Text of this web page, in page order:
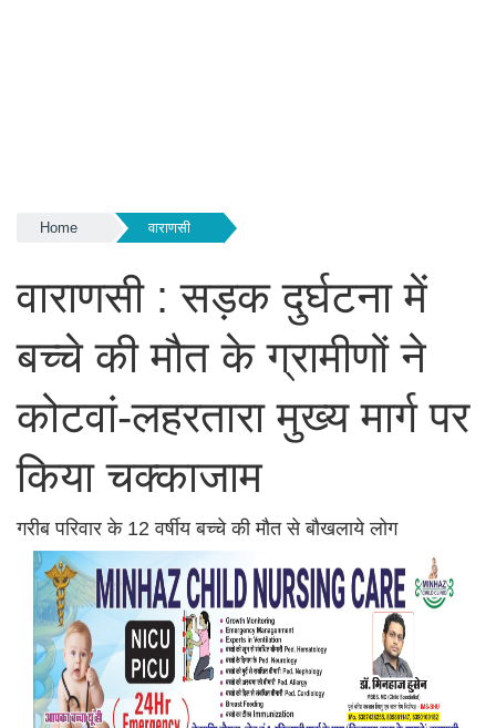
Home वाराणसी
वाराणसी : सड़क दुर्घटना में
बच्चे की मौत के ग्रामीणों ने
कोटवां-लहरतारा मुख्य मार्ग पर
किया चक्काजाम
गरीब परिवार के 12 वर्षीय बच्चे की मौत से बौखलाये लोग